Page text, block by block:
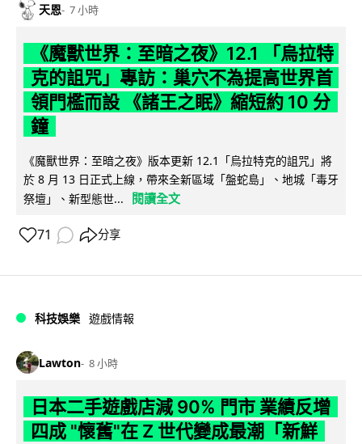
天恩 7 小時
《魔獸世界：至暗之夜》12.1 「烏拉特
克的詛咒」專訪：巢穴不為提高世界首
領門檻而設 《諸王之眠》縮短約 10 分
鐘
《魔獸世界：至暗之夜》版本更新 12.1「烏拉特克的詛咒」將
於 8 月 13 日正式上線，帶來全新區域「盤蛇島」、地城「毒牙
祭壇」、新型態世...
閱讀全文
71 分享
科技娛樂 遊戲情報
Lawton 8 小時
日本二手遊戲店減 90% 門市 業績反增
四成 "懷舊"在 Z 世代變成最潮「新鮮